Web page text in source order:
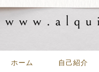
ホーム 自己紹介